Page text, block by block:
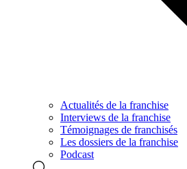
Actualités de la franchise
Interviews de la franchise
Témoignages de franchisés
Les dossiers de la franchise
Podcast